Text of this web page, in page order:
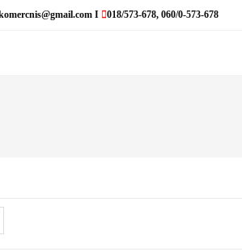
I 018/573-678, 060/0-573-678